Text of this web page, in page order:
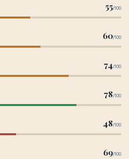
55/100
60/100
74/100
78/100
48/100
69/100